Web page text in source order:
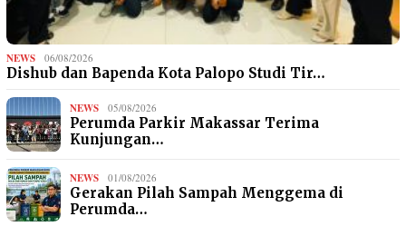
NEWS 06/08/2026
Dishub dan Bapenda Kota Palopo Studi Tir…
NEWS 05/08/2026
Perumda Parkir Makassar Terima
Kunjungan…
NEWS 01/08/2026
Gerakan Pilah Sampah Menggema di
Perumda…